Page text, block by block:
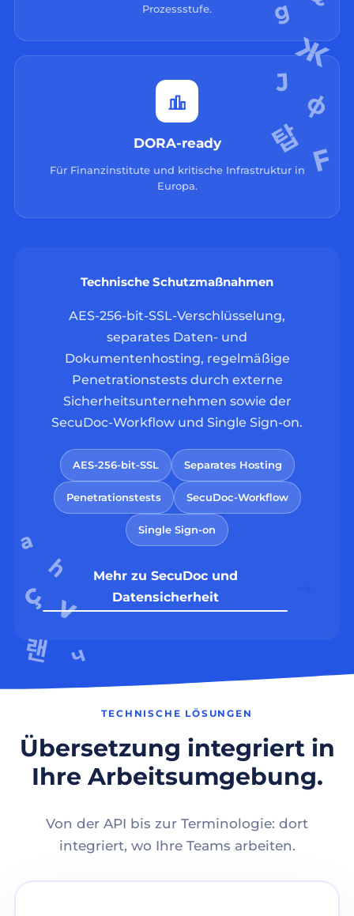
Prozessstufe.
DORA-ready
Für Finanzinstitute und kritische Infrastruktur in
Europa.
Technische Schutzmaßnahmen
AES-256-bit-SSL-Verschlüsselung,
separates Daten- und
Dokumentenhosting, regelmäßige
Penetrationstests durch externe
Sicherheitsunternehmen sowie der
SecuDoc-Workflow und Single Sign-on.
AES-256-bit-SSL Separates Hosting
Penetrationstests SecuDoc-Workflow
Single Sign-on
Mehr zu SecuDoc und
Datensicherheit
TECHNISCHE LÖSUNGEN
Übersetzung integriert in
Ihre Arbeitsumgebung.
Von der API bis zur Terminologie: dort
integriert, wo Ihre Teams arbeiten.